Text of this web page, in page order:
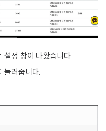
설정 창이 나왔습니다.
눌러줍니다.